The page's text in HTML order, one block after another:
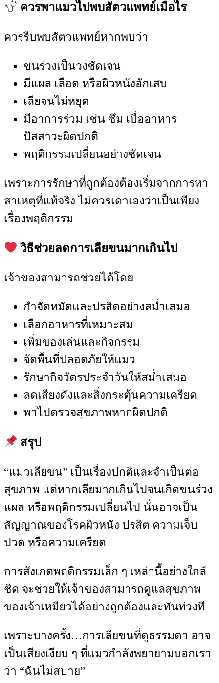
ควรพาแมวไปพบสัตวแพทย์เมื่อไร
ควรรีบพบสัตวแพทย์หากพบว่า
ขนร่วงเป็นวงชัดเจน
มีแผล เลือด หรือผิวหนังอักเสบ
เลียจนไม่หยุด
มีอาการร่วม เช่น ซึม เบื่ออาหาร
ปัสสาวะผิดปกติ
พฤติกรรมเปลี่ยนอย่างชัดเจน
เพราะการรักษาที่ถูกต้องต้องเริ่มจากการหา
สาเหตุที่แท้จริง ไม่ควรเดาเองว่าเป็นเพียง
เรื่องพฤติกรรม
วิธีช่วยลดการเลียขนมากเกินไป
เจ้าของสามารถช่วยได้โดย
กำจัดหมัดและปรสิตอย่างสม่ำเสมอ
เลือกอาหารที่เหมาะสม
เพิ่มของเล่นและกิจกรรม
จัดพื้นที่ปลอดภัยให้แมว
รักษากิจวัตรประจำวันให้สม่ำเสมอ
ลดเสียงดังและสิ่งกระตุ้นความเครียด
พาไปตรวจสุขภาพหากผิดปกติ
สรุป
“แมวเลียขน” เป็นเรื่องปกติและจำเป็นต่อ
สุขภาพ แต่หากเลียมากเกินไปจนเกิดขนร่วง
แผล หรือพฤติกรรมเปลี่ยนไป นั่นอาจเป็น
สัญญาณของโรคผิวหนัง ปรสิต ความเจ็บ
ปวด หรือความเครียด
การสังเกตพฤติกรรมเล็ก ๆ เหล่านี้อย่างใกล้
ชิด จะช่วยให้เจ้าของสามารถดูแลสุขภาพ
ของเจ้าเหมียวได้อย่างถูกต้องและทันท่วงที
เพราะบางครั้ง…การเลียขนที่ดูธรรมดา อาจ
เป็นเสียงเงียบ ๆ ที่แมวกำลังพยายามบอกเรา
ว่า “ฉันไม่สบาย”